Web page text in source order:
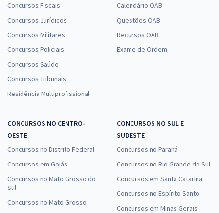
Concursos Fiscais
Concursos Jurídicos
Concursos Militares
Concursos Policiais
Concursos Saúde
Concursos Tribunais
Residência Multiprofissional
Calendário OAB
Questões OAB
Recursos OAB
Exame de Ordem
CONCURSOS NO CENTRO-
OESTE
Concursos no Distrito Federal
Concursos em Goiás
Concursos no Mato Grosso do
Sul
Concursos no Mato Grosso
CONCURSOS NO SUL E
SUDESTE
Concursos no Paraná
Concursos no Rio Grande do Sul
Concursos em Santa Catarina
Concursos no Espírito Santo
Concursos em Minas Gerais